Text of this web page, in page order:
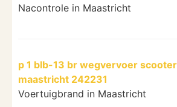
Nacontrole in Maastricht
p 1 blb-13 br wegvervoer
maastricht 242231
Voertuigbrand in Maastricht